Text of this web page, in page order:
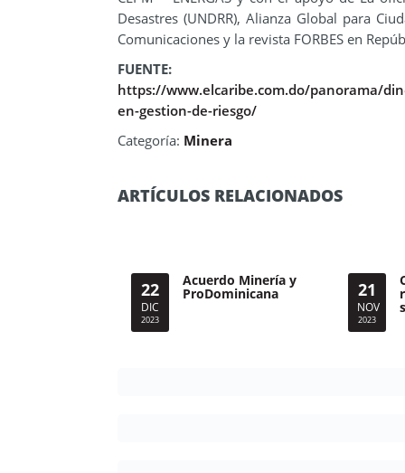
Desastres (UNDRR), Alianza Global para
Comunicaciones y la revista FORBES en
FUENTE:
https://www.elcaribe.com.do/panorama/
en-gestion-de-riesgo/
Categoría: Minera
ARTÍCULOS RELACIONADOS
22
DIC
2023
Acuerdo Minería y
ProDominicana 21
NOV
2023